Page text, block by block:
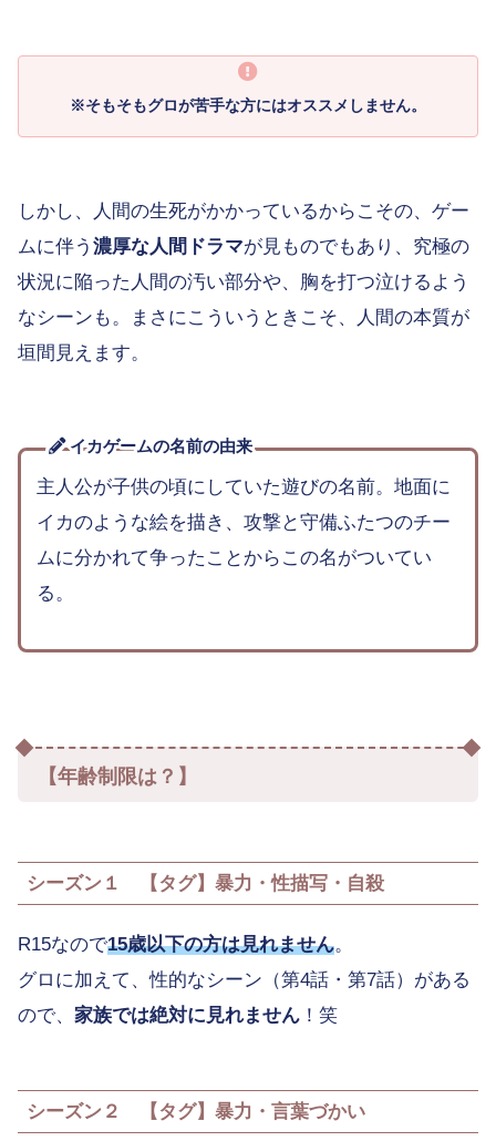
※そもそもグロが苦手な方にはオススメしません。
しかし、人間の生死がかかっているからこその、ゲー
ムに伴う 濃厚な人間ドラマが見ものでもあり、究極の
状況に陥った人間の汚い部分や、胸を打つ泣けるよう
なシーンも。まさにこういうときこそ、人間の本質が
垣間見えます。
イカゲームの名前の由来
主人公が子供の頃にしていた遊びの名前。地面に
イカのような絵を描き、攻撃と守備ふたつのチー
ムに分かれて争ったことからこの名がついてい
る。
【年齢制限は？】
シーズン１ 【タグ】暴力・性描写・自殺
R15なので15歳以下の方は見れません。
グロに加えて、性的なシーン（第4話・第7話）がある
ので、 家族では絶対に見れません ！笑
シーズン２ 【タグ】暴力・言葉づかい